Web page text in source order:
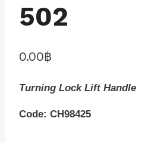
502
0.00฿
Turning Lock Lift Handle
Code: CH98425